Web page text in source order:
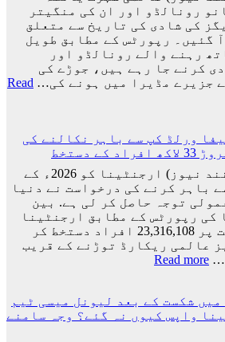
رونالڈو اور ان کی منگیتر
کی شادی کی تاریخ سے متعلق
گئیں۔ رپورٹس کے مطابق طویل
رہنے والے رونالڈو اور
کرنے جا رہے ہیں، جوڑے کی
جزیرے مڈیرا میں ہونے کی… Read
ورلڈ کپ سے باہر نکالنے کی
اسلام آباد (مانند نیوز) ارجنٹینا کو 2026ء کے
باہر کرنے کی درخواست نے دنیا
توجہ حاصل کر لی ہے. بین
کی رپورٹس کے مطابق ارجنٹینا
کے خلاف درخواست پر 23,316,108 افراد دستخط کر
عالمی ریکارڈ توڑنے کے قریب
Read more
:
فیفا
ورلڈ
شکست کے بعد لیونل میسی ٹیم
واپس کیوں نہ گئے؟ وجہ سامنے